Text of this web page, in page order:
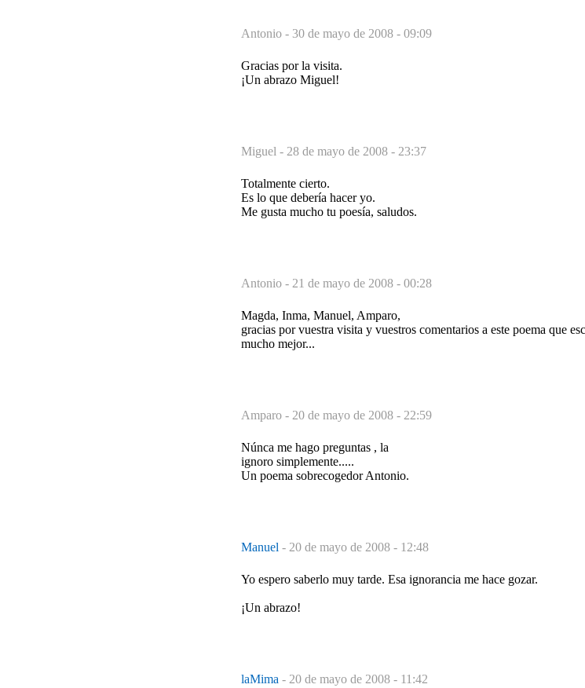
Antonio - 30 de mayo de 2008 - 09:09
Gracias por la visita.
¡Un abrazo Miguel!
Miguel - 28 de mayo de 2008 - 23:37
Totalmente cierto.
Es lo que debería hacer yo.
Me gusta mucho tu poesía, saludos.
Antonio - 21 de mayo de 2008 - 00:28
Magda, Inma, Manuel, Amparo,
gracias por vuestra visita y vuestros comentarios a este poema que
mucho mejor...
Amparo - 20 de mayo de 2008 - 22:59
Núnca me hago preguntas , la
ignoro simplemente.....
Un poema sobrecogedor Antonio.
Manuel - 20 de mayo de 2008 - 12:48
Yo espero saberlo muy tarde. Esa ignorancia me hace gozar.
¡Un abrazo!
laMima - 20 de mayo de 2008 - 11:42